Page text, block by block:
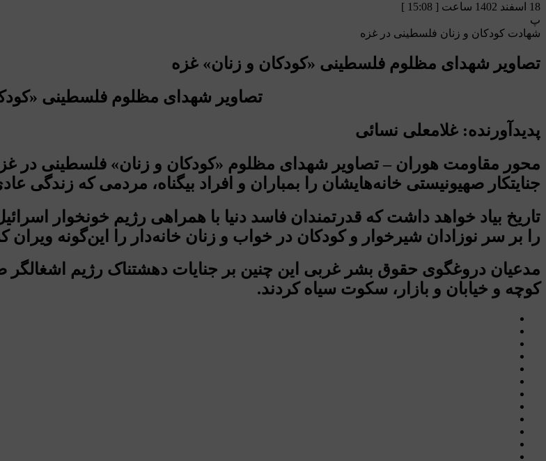
18 اسفند 1402 ساعت [ 15:08 ]
پ
شهادت کودکان و زنان فلسطینی در غزه
تصاویر شهدای مظلوم فلسطینی «کودکان و زنان» غزه
تصاویر شهدای مظلوم فلسطینی
پدیدآورنده: غلامعلی نسائی
محور مقاومت هوران – تصاویر شهدای مظلوم «کودکان و زنان» فلسطینی در
جنایتکار صهیونیستی خانه‌هایشان را بمباران و افراد بیگناه، مردمی که
تاریخ بیاد خواهد داشت که قدرتمندان فاسد دنیا با همراهی رژیم خونخوار
را بر سر نوزادان شیرخوار و کودکان در خواب و زنان خانه‌دار را این‌گونه ویران
مدعیان دروغگوی حقوق بشر غربی این چنین بر جنایات دهشتناک رژیم اشغالگر
کوچه و خیابان و بازار، سکوت سیاه کردند.